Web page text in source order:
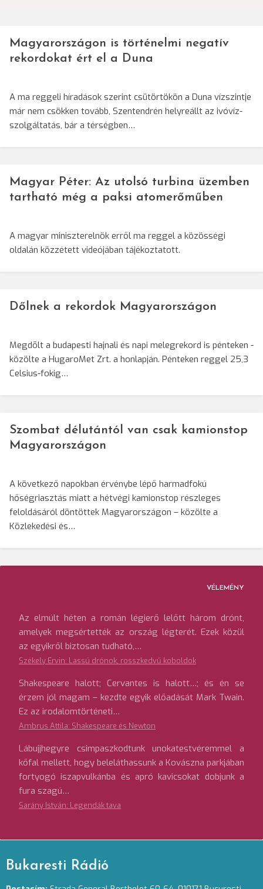
Magyarországon is történelmi negatív
rekordokat ért el a Duna
A ma reggeli híradások szerint csütörtökön a Duna vízszintje
már nem csökken tovább, Szentendrén helyreállt az ivóvíz-
szolgáltatás, bár a térségben…
Magyar Péter: Az utolsó turbina üzemben
tartható még a paksi atomerőműben
A magyar miniszterelnök erről ma reggel a közösségi
oldalán közzétett videójában tájékoztatott.
Dőlnek a rekordok Magyarországon
Megdõlt a budapesti hajnali és napi melegrekord is pénteken -
közölte a HugaroMet Zrt. a honlapján. Pénteken reggel 25,3
Celsius-fokig…
Szombat délutántól van csak kamionstop
Magyarországon
A következő napokban érvénybe lépő harmadfokú
hőségriasztás miatt a hétvégi kamionstop részleges
feloldásáról döntöttek Magyarországon – közölte a
Közlekedési és…
VÉLEMÉNY
Az elmúlt héten a román légierő lelőtt három drónt,
amelyek megsértették az ország légterét. Ezek közül
az egyikről biztosan tudható,…
Székely Ervin: Lassú drónok, rosszkedvű koboldok
Shakespeare halott; Cervantes is halott…; és én se
érzem jól magam – kezdte egyik előadását Mark Twain.
Ez az irodalomtörténeti…
Ambrus Attila: Shakespeare és Newton
Lábujjhegyre csimpaszkodtunk unokatestvéremmel a
kőfal mellett, hogy beleláthassunk a Kovászna parkjában
fortyogó iszapvulkánba és apró kavicsokat dobjunk a
fura szagú…
Sarány István: Legendák tava
Bukaresti Rádió